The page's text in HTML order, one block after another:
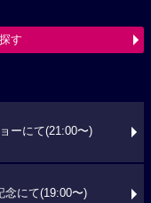
す
ーにて(21:00〜)
念にて(19:00〜)